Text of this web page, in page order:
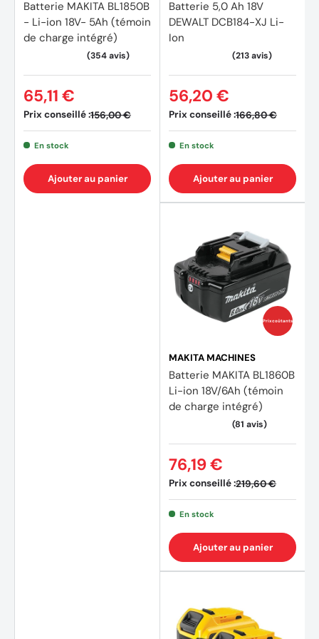
Batterie MAKITA BL1850B
- Li-ion 18V- 5Ah (témoin
de charge intégré)
Prix conseillé :156,00 €
65,11 €
En stock
Ajouter au panier
Batterie 5,0 Ah 18V
DEWALT DCB184-XJ Li-
Ion
Prix conseillé :166,80 €
56,20 €
En stock
Ajouter au panier
Prix coûtants
MAKITA MACHINES
Batterie MAKITA BL1860B
Li-ion 18V/6Ah (témoin
de charge intégré)
Prix conseillé :219,60 €
76,19 €
En stock
Ajouter au panier